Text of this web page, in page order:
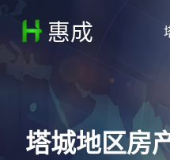
惠成
塔城地区房